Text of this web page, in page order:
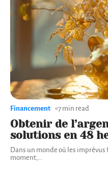
Obtenir de
solutions en 48
Dans un monde où les
moment,…
Financement 7 min read